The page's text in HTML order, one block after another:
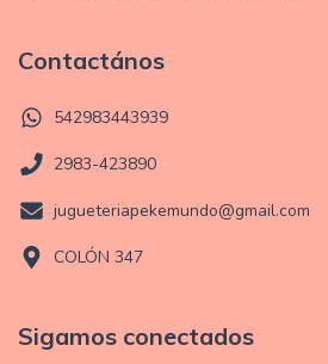
Contactános
542983443939
2983-423890
jugueteriapekemundo@gmail.com
COLÓN 347
Sigamos conectados